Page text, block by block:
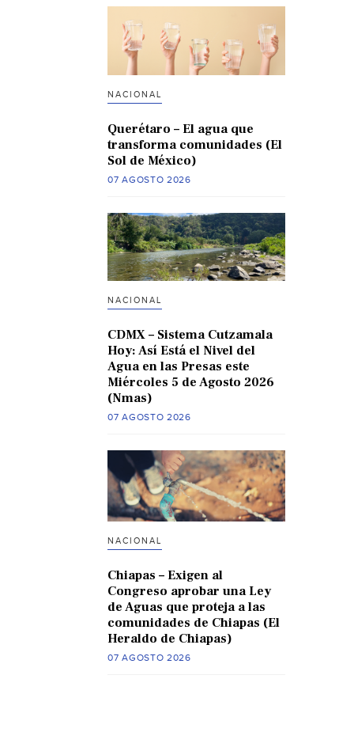
NACIONAL
Querétaro – El agua que
transforma comunidades (El
Sol de México)
07 AGOSTO 2026
NACIONAL
CDMX – Sistema Cutzamala
Hoy: Así Está el Nivel del
Agua en las Presas este
Miércoles 5 de Agosto 2026
(Nmas)
07 AGOSTO 2026
NACIONAL
Chiapas – Exigen al
Congreso aprobar una Ley
de Aguas que proteja a las
comunidades de Chiapas (El
Heraldo de Chiapas)
07 AGOSTO 2026